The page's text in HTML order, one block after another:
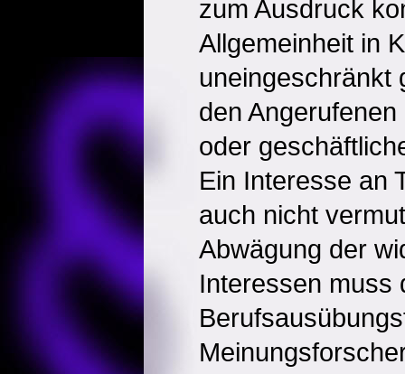
zum Ausdruck
Allgemeinheit in
uneingeschränkt
den
oder
Ein Interesse an
auch nicht
Abwägung der
Interessen muss